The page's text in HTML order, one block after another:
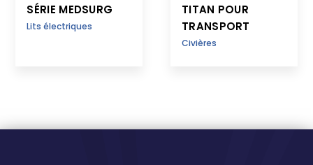
SÉRIE MEDSURG
Lits électriques
TITAN POUR
TRANSPORT
Civières